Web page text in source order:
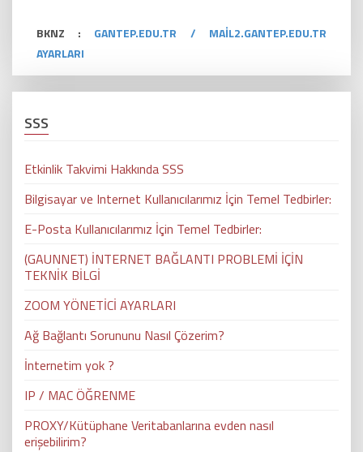
BKNZ : GANTEP.EDU.TR / MAİL2.GANTEP.EDU.TR
AYARLARI
SSS
Etkinlik Takvimi Hakkında SSS
Bilgisayar ve Internet Kullanıcılarımız İçin Temel Tedbirler:
E-Posta Kullanıcılarımız İçin Temel Tedbirler:
(GAUNNET) İNTERNET BAĞLANTI PROBLEMİ İÇİN
TEKNİK BİLGİ
ZOOM YÖNETİCİ AYARLARI
Ağ Bağlantı Sorununu Nasıl Çözerim?
İnternetim yok ?
IP / MAC ÖĞRENME
PROXY/Kütüphane Veritabanlarına evden nasıl
erişebilirim?